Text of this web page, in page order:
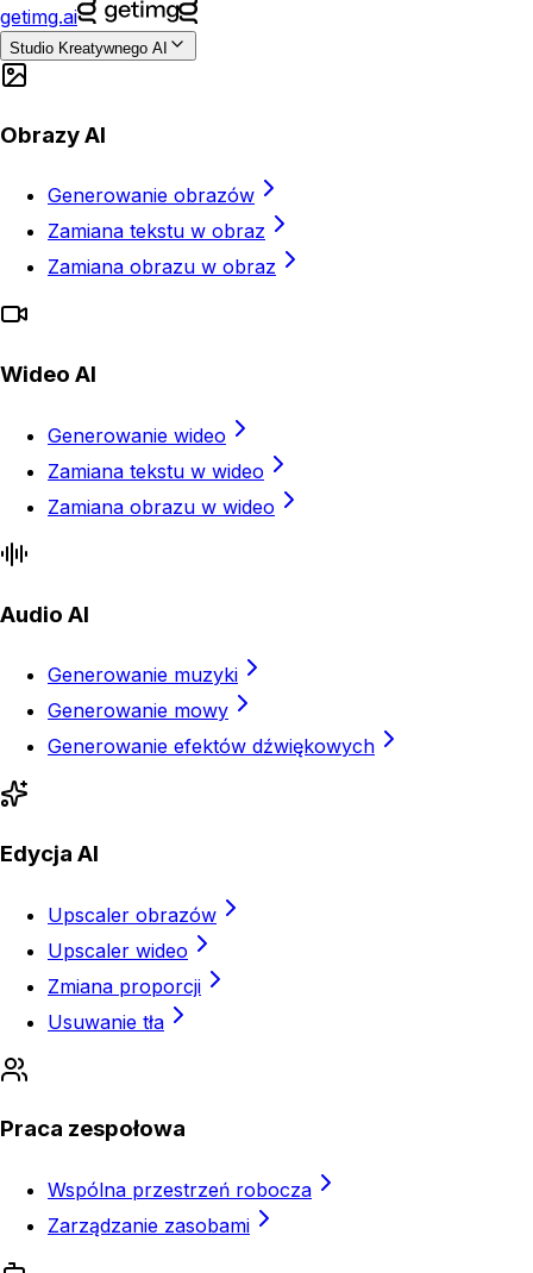
getimg.ai
Studio Kreatywnego AI
Obrazy AI
Generowanie obrazów
Zamiana tekstu w obraz
Zamiana obrazu w obraz
Wideo AI
Generowanie wideo
Zamiana tekstu w wideo
Zamiana obrazu w wideo
Audio AI
Generowanie muzyki
Generowanie mowy
Generowanie efektów dźwiękowych
Edycja AI
Upscaler obrazów
Upscaler wideo
Zmiana proporcji
Usuwanie tła
Praca zespołowa
Wspólna przestrzeń robocza
Zarządzanie zasobami